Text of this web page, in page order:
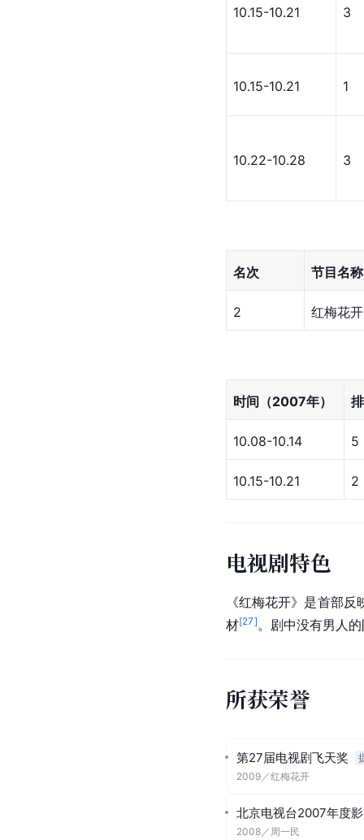
10.15-10.21 3
10.15-10.21 1
10.22-10.28 3
名次 节目名称
2 红梅花开
时间（2007年）
10.08-10.14 5
10.15-10.21 2
电视剧特色
《红梅花开》是首部
材[27] 。剧中没有男人
所获荣誉
第27届电视剧飞天奖
2009 ／红梅花开
北京电视台2007年度
2008 ／ 周一民